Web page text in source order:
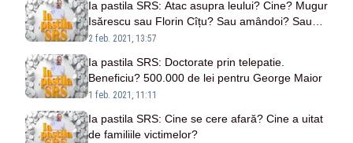
Ia pastila SRS: Atac asupra leului? Cine? Mugur
Isărescu sau Florin Cîțu? Sau amândoi? Sau
niciunul?
2 feb. 2021, 13:57
Ia pastila SRS: Doctorate prin telepatie.
Beneficiu? 500.000 de lei pentru George Maior
1 feb. 2021, 11:11
Ia pastila SRS: Cine se cere afară? Cine a uitat
de familiile victimelor?